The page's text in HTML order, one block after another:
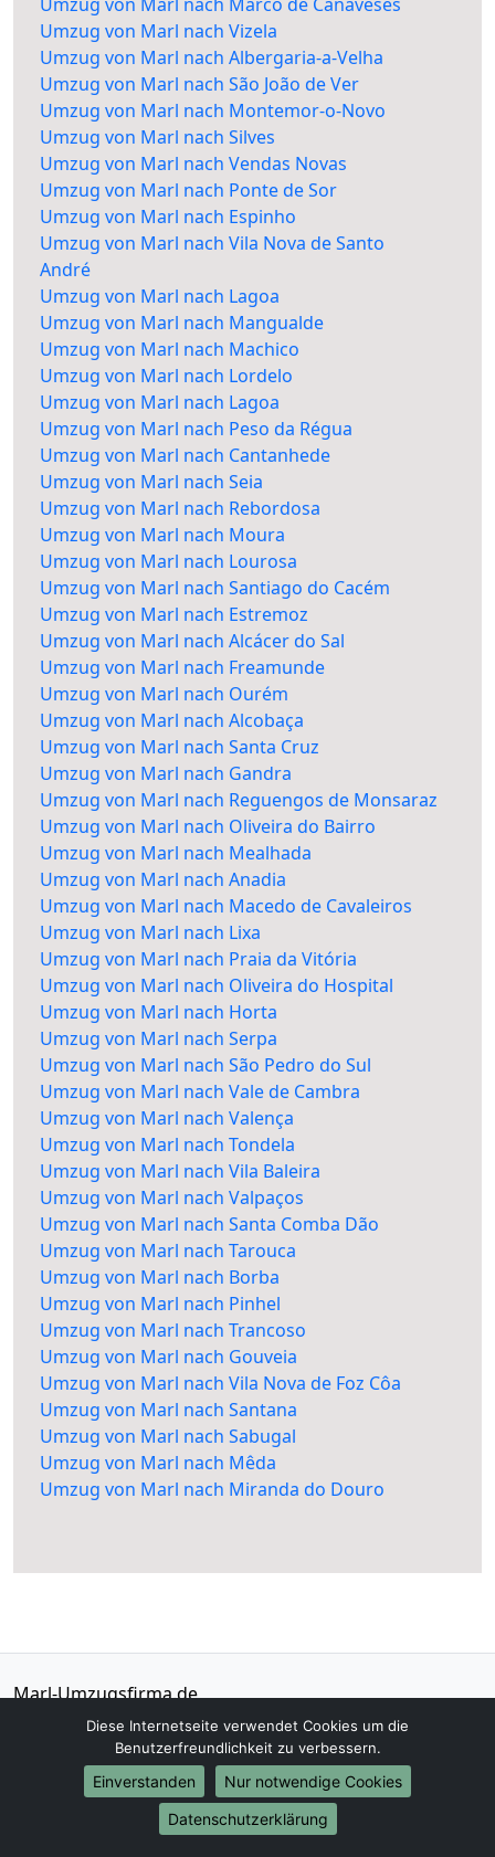
Umzug von Marl nach Vizela
Umzug von Marl nach Albergaria-a-Velha
Umzug von Marl nach São João de Ver
Umzug von Marl nach Montemor-o-Novo
Umzug von Marl nach Silves
Umzug von Marl nach Vendas Novas
Umzug von Marl nach Ponte de Sor
Umzug von Marl nach Espinho
Umzug von Marl nach Vila Nova de Santo
André
Umzug von Marl nach Lagoa
Umzug von Marl nach Mangualde
Umzug von Marl nach Machico
Umzug von Marl nach Lordelo
Umzug von Marl nach Lagoa
Umzug von Marl nach Peso da Régua
Umzug von Marl nach Cantanhede
Umzug von Marl nach Seia
Umzug von Marl nach Rebordosa
Umzug von Marl nach Moura
Umzug von Marl nach Lourosa
Umzug von Marl nach Santiago do Cacém
Umzug von Marl nach Estremoz
Umzug von Marl nach Alcácer do Sal
Umzug von Marl nach Freamunde
Umzug von Marl nach Ourém
Umzug von Marl nach Alcobaça
Umzug von Marl nach Santa Cruz
Umzug von Marl nach Gandra
Umzug von Marl nach Reguengos de Monsaraz
Umzug von Marl nach Oliveira do Bairro
Umzug von Marl nach Mealhada
Umzug von Marl nach Anadia
Umzug von Marl nach Macedo de Cavaleiros
Umzug von Marl nach Lixa
Umzug von Marl nach Praia da Vitória
Umzug von Marl nach Oliveira do Hospital
Umzug von Marl nach Horta
Umzug von Marl nach Serpa
Umzug von Marl nach São Pedro do Sul
Umzug von Marl nach Vale de Cambra
Umzug von Marl nach Valença
Umzug von Marl nach Tondela
Umzug von Marl nach Vila Baleira
Umzug von Marl nach Valpaços
Umzug von Marl nach Santa Comba Dão
Umzug von Marl nach Tarouca
Umzug von Marl nach Borba
Umzug von Marl nach Pinhel
Umzug von Marl nach Trancoso
Umzug von Marl nach Gouveia
Umzug von Marl nach Vila Nova de Foz Côa
Umzug von Marl nach Santana
Umzug von Marl nach Sabugal
Umzug von Marl nach Mêda
Umzug von Marl nach Miranda do Douro
Marl-Umzugsfirma.de
01579-2482398
info@marl-umzugsfirma.de
Diese Internetseite verwendet Cookies um die
Benutzerfreundlichkeit zu verbessern.
Einverstanden
Nur notwendige Cookies
Datenschutzerklärung